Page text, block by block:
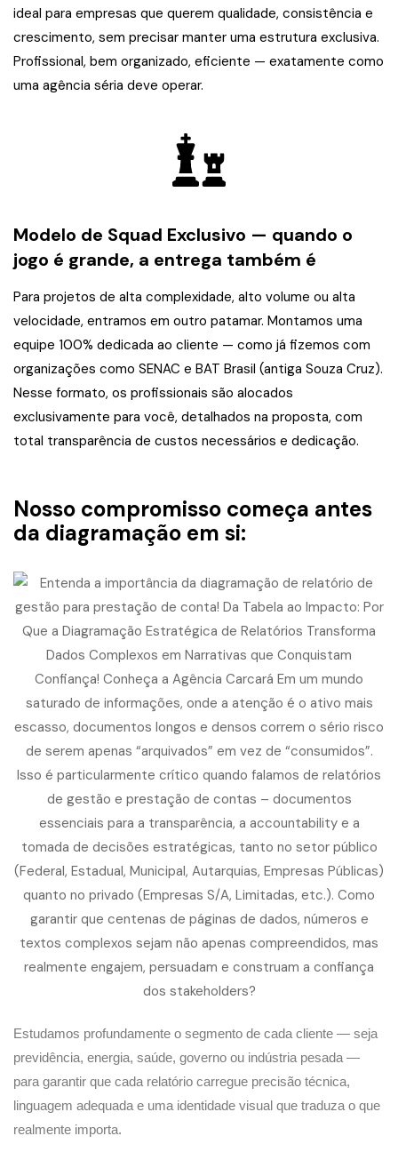
ideal para empresas que querem qualidade, consistência e
crescimento, sem precisar manter uma estrutura exclusiva.
Profissional, bem organizado, eficiente — exatamente como
uma agência séria deve operar.
Modelo de Squad Exclusivo — quando o
jogo é grande, a entrega também é
Para projetos de alta complexidade, alto volume ou alta
velocidade, entramos em outro patamar. Montamos uma
equipe 100% dedicada ao cliente — como já fizemos com
organizações como SENAC e BAT Brasil (antiga Souza Cruz).
Nesse formato, os profissionais são alocados
exclusivamente para você, detalhados na proposta, com
total transparência de custos necessários e dedicação.
Nosso compromisso começa antes
da diagramação em si:
Estudamos profundamente o segmento de cada cliente — seja
previdência, energia, saúde, governo ou indústria pesada —
para garantir que cada relatório carregue precisão técnica,
linguagem adequada e uma identidade visual que traduza o que
realmente importa.